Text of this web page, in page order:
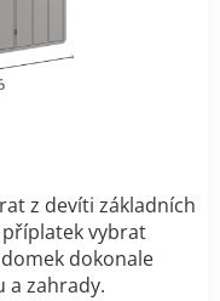
z devíti základních
vybrat
dokonale
a zahrady.